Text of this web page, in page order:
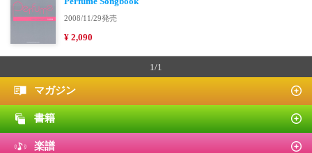
2008/11/29発売
¥ 2,090
1/1
マガジン
書籍
楽譜